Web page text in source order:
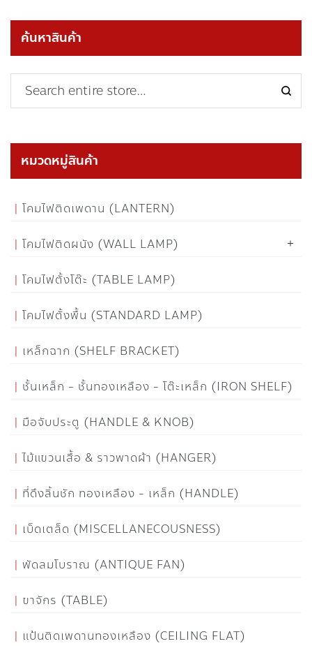
ค้นหาสินค้า
หมวดหมู่สินค้า
โคมไฟติดเพดาน (LANTERN)
โคมไฟติดผนัง (WALL LAMP)
โคมไฟตั้งโต๊ะ (TABLE LAMP)
โคมไฟตั้งพื้น (STANDARD LAMP)
เหล็กฉาก (SHELF BRACKET)
ชั้นเหล็ก - ชั้นทองเหลือง - โต๊ะเหล็ก (IRON SHELF)
มือจับประตู (HANDLE & KNOB)
ไม้แขวนเสื้อ & ราวพาดผ้า (HANGER)
ที่ดึงลิ้นชัก ทองเหลือง - เหล็ก (HANDLE)
เบ็ดเตล็ด (MISCELLANECOUSNESS)
พัดลมโบราณ (ANTIQUE FAN)
ขาจักร (TABLE)
แป้นติดเพดานทองเหลือง (CEILING FLAT)